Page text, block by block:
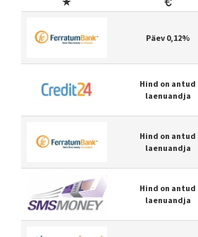
Päev 0,12%
Hind on antud
laenuandja
Hind on antud
laenuandja
Hind on antud
laenuandja